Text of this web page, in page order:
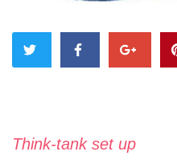
Think-tank set up